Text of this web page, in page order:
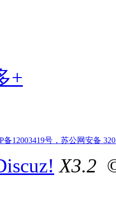
+
备12003419号，苏公网安备
X3.2